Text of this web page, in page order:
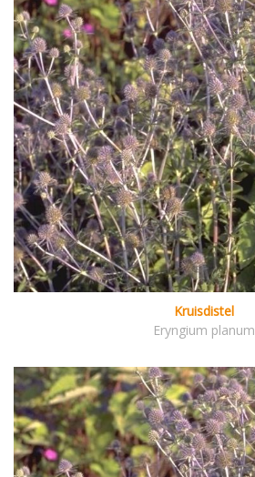
Kruisdistel
Eryngium planum